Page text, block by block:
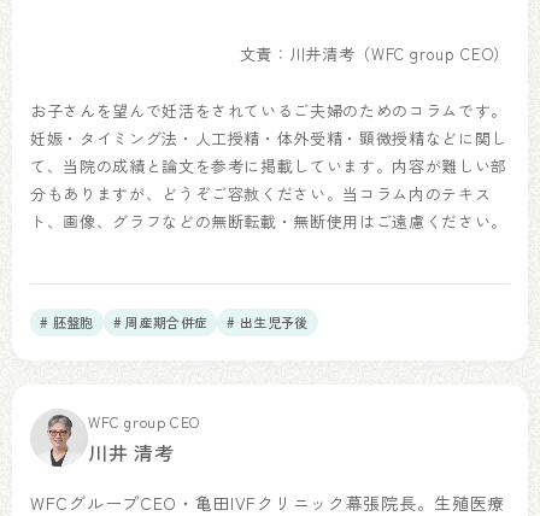
文責：川井清考（WFC group CEO）
お子さんを望んで妊活をされているご夫婦のためのコラムです。
妊娠・タイミング法・人工授精・体外受精・顕微授精などに関し
て、当院の成績と論文を参考に掲載しています。内容が難しい部
分もありますが、どうぞご容赦ください。当コラム内のテキス
ト、画像、グラフなどの無断転載・無断使用はご遠慮ください。
# 胚盤胞 # 周産期合併症 # 出生児予後
WFC group CEO
川井 清考
WFCグループCEO・亀田IVFクリニック幕張院長。生殖医療